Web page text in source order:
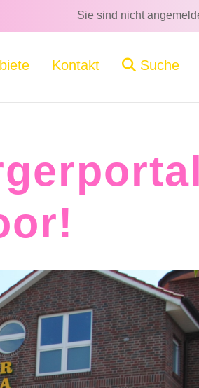
Sie sind nicht
Kontakt Suche